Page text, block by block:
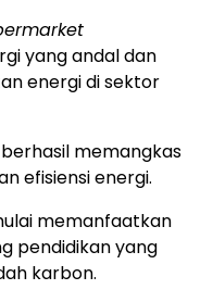
yang andal dan
energi di sektor
memangkas
efisiensi energi.
memanfaatkan
pendidikan yang
karbon.